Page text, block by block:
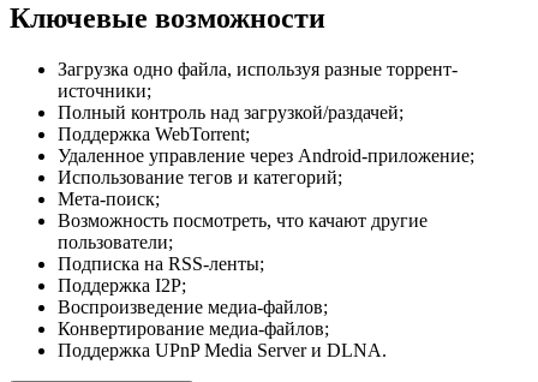
Ключевые возможности
Загрузка одно файла, используя разные торрент-
источники;
Полный контроль над загрузкой/раздачей;
Поддержка WebTorrent;
Удаленное управление через Android-приложение;
Использование тегов и категорий;
Мета-поиск;
Возможность посмотреть, что качают другие
пользователи;
Подписка на RSS-ленты;
Поддержка I2P;
Воспроизведение медиа-файлов;
Конвертирование медиа-файлов;
Поддержка UPnP Media Server и DLNA.